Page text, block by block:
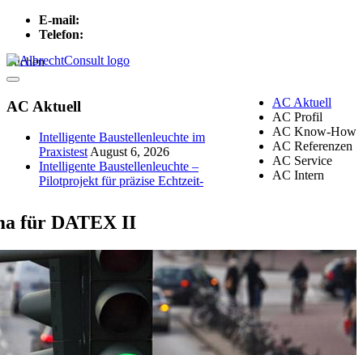
E-mail:
Telefon:
Suchen
Menu
AC Aktuell
AC Profil
AC Know-How
AC Referenzen
AC Service
AC Intern
für DATEX II
AC Aktuell
Intelligente Baustellenleuchte im
PraxistestAugust 6, 2026
Intelligente Baustellenleuchte –
Pilotprojekt für präzise Echtzeit-